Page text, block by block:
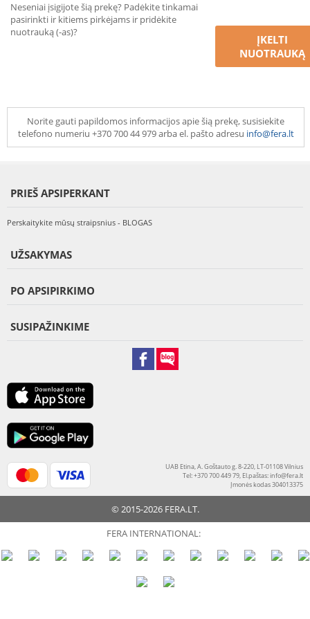
Neseniai įsigijote šią prekę? Padėkite tinkamai
pasirinkti ir kitiems pirkėjams ir pridėkite
nuotrauką (-as)?
ĮKELTI
NUOTRAUKĄ
Norite gauti papildomos informacijos apie šią prekę, susisiekite
telefono numeriu +370 700 44 979 arba el. pašto adresu info@fera.lt
PRIEŠ APSIPERKANT
Perskaitykite mūsų straipsnius - BLOGAS
UŽSAKYMAS
PO APSIPIRKIMO
SUSIPAŽINKIME
UAB Etina, A. Goštauto g. 8-220, LT-01108 Vilnius
Tel: +370 700 449 79, El.paštas:info@fera.lt
Įmonės kodas 304013375
© 2015-2026 FERA.LT.
FERA INTERNATIONAL: